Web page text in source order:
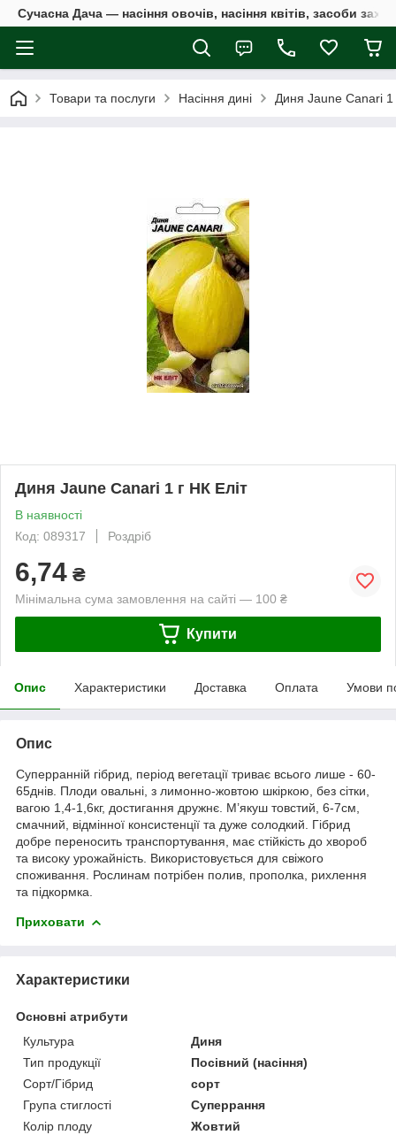
Сучасна Дача — насіння овочів, насіння квітів, засоби
Товари та послуги Насіння дині Диня Jaune Canari 1
Диня Jaune Canari 1 г НК Еліт
В наявності
Код: 089317
Роздріб
6,74 ₴
Мінімальна сума замовлення на сайті — 100 ₴
Купити
Опис Характеристики Доставка Оплата Умови
Опис
Суперранній гібрид, період вегетації триває всього лише - 60-
65днів. Плоди овальні, з лимонно-жовтою шкіркою, без сітки,
вагою 1,4-1,6кг, достигання дружнє. М’якуш товстий, 6-7см,
смачний, відмінної консистенції та дуже солодкий. Гібрид
добре переносить транспортування, має стійкість до хвороб
та високу урожайність. Використовується для свіжого
споживання. Рослинам потрібен полив, прополка, рихлення
та підкормка.
Приховати
Характеристики
Основні атрибути
Культура
Диня
Тип продукції
Посівний (насіння)
Сорт/Гібрид
сорт
Група стиглості
Суперрання
Колір плоду
Жовтий